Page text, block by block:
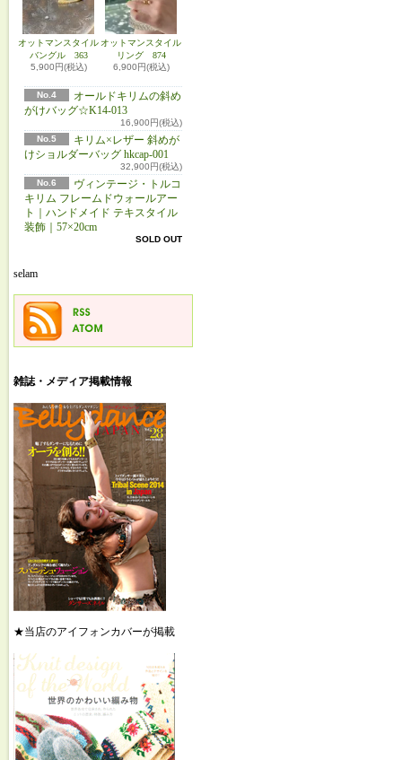
オットマンスタイル
バングル 363
5,900円(税込)
オットマンスタイル
リング 874
6,900円(税込)
No.4
オールドキリムの斜め
がけバッグ☆K14-013
16,900円(税込)
No.5
キリム×レザー 斜めが
けショルダーバッグ hkcap-001
32,900円(税込)
No.6
ヴィンテージ・トルコ
キリム フレームドウォールアー
ト｜ハンドメイド テキスタイル
装飾｜57×20cm
SOLD OUT
selam
雑誌・メディア掲載情報
★当店のアイフォンカバーが掲載